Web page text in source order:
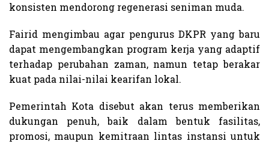
konsisten mendorong regenerasi seniman muda.
Fairid mengimbau agar pengurus DKPR yang baru
dapat mengembangkan program kerja yang adaptif
terhadap perubahan zaman, namun tetap berakar
kuat pada nilai-nilai kearifan lokal.
Pemerintah Kota disebut akan terus memberikan
dukungan penuh, baik dalam bentuk fasilitas,
promosi, maupun kemitraan lintas instansi untuk